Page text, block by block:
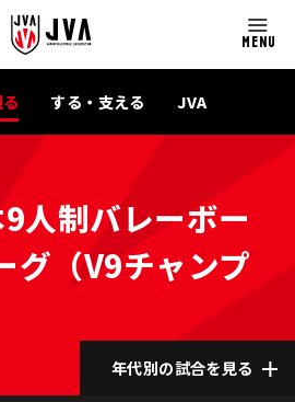
MENU
する・支える JVA
人制バレーボー
グ（V9チャンプ
年代別の試合を見る